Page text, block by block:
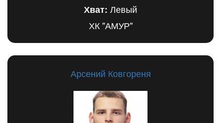
Хват: Левый
ХК "АМУР"
Арсений Ковгореня